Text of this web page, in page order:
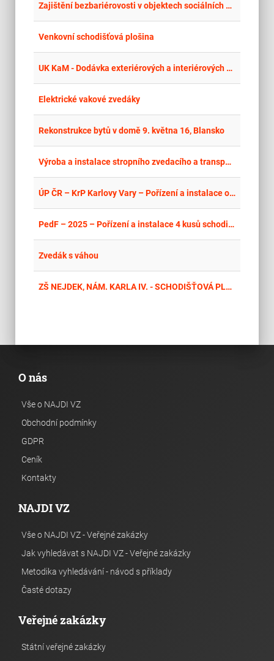
Zajištění bezbariérovosti v objektech sociálních služeb – dodávka schodišťových sedaček a plošiny
Venkovní schodišťová plošina
UK KaM - Dodávka exteriérových a interiérových zvedacích plošin
Elektrické vakové zvedáky
Rekonstrukce bytů v domě 9. května 16, Blansko
Výroba a instalace stropního zvedacího a transportního systému
ÚP ČR – KrP Karlovy Vary – Pořízení a instalace orientačních akustických majáků pro nevidomé
PedF – 2025 – Pořízení a instalace 4 kusů schodišťových plošin pro zpřístupnění objektů PedF UK studentům se specifickými potřebami
Zvedák s váhou
ZŠ NEJDEK, NÁM. KARLA IV. - SCHODIŠŤOVÁ PLOŠINA
O nás
Vše o NAJDI VZ
Obchodní podmínky
GDPR
Ceník
Kontakty
NAJDI VZ
Vše o NAJDI VZ - Veřejné zakázky
Jak vyhledávat s NAJDI VZ - Veřejné zakázky
Metodika vyhledávání - návod s příklady
Časté dotazy
Veřejné zakázky
Státní veřejné zakázky